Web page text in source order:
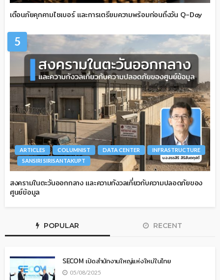
เตือนภัยคุกคามไซเบอร์ และการเตรียมความพร้อมก่อนถึงวัน Q-Day
5
ARTICLES COLUMNIST DATA CENTER
INFRASTRUCTURE
SANSIRI SIRISANTAKUPT
สงครามในตะวันออกกลาง และความกังวลเกี่ยวกับความปลอดภัยของ
ศูนย์ข้อมูล
POPULAR RECENT
SECOM เปิดสำนักงานใหญ่แห่งใหม่ในไทย
05/08/2025